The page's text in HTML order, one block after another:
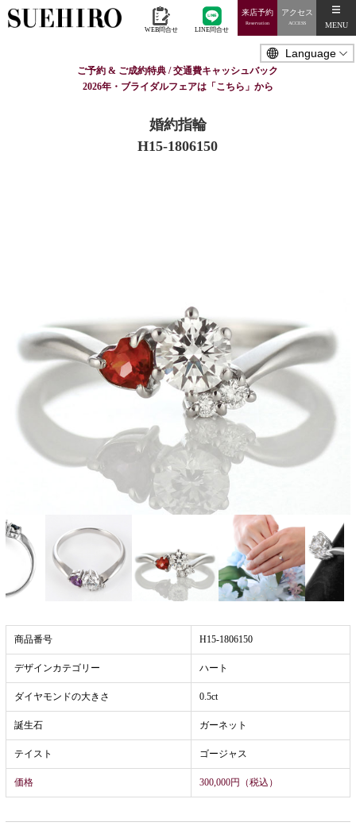
WEB問合せ LINE問合せ
来店予約
Reservation
アクセス
ACCESS MENU
ご予約 & ご成約特典 / 交通費キャッシュバック
2026年・ブライダルフェアは「こちら」から
婚約指輪
H15-1806150
商品番号 H15-1806150
デザインカテゴリー ハート
ダイヤモンドの大きさ 0.5ct
誕生石 ガーネット
テイスト ゴージャス
価格 300,000円（税込）